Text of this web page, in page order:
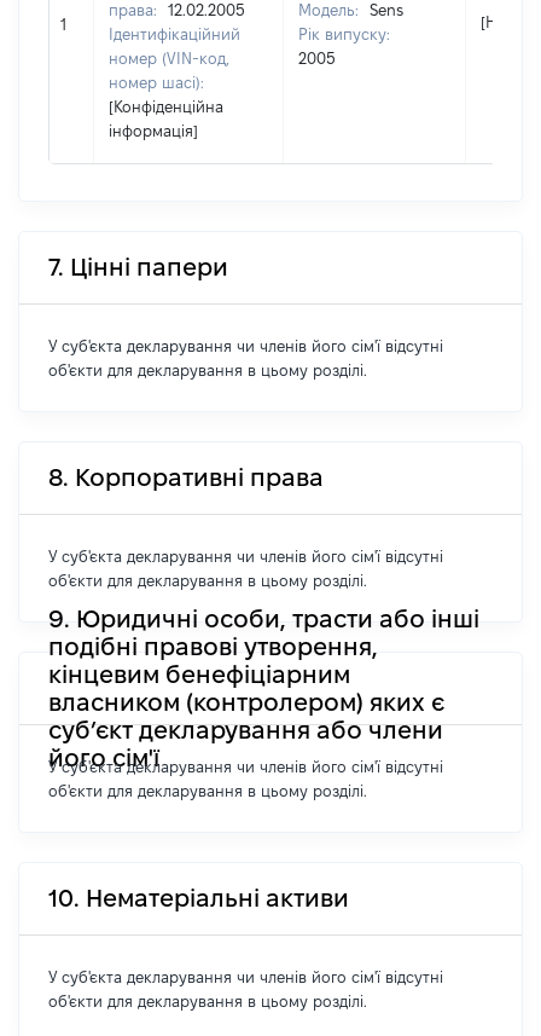
1
права:
12.02.2005
Ідентифікаційний
номер (VIN-код,
номер шасі):
[Конфіденційна
інформація]
Модель:
Sens
Рік випуску:
2005
[Не
7. Цінні папери
У суб'єкта декларування чи членів його сім'ї відсутні
об'єкти для декларування в цьому розділі.
8. Корпоративні права
У суб'єкта декларування чи членів його сім'ї відсутні
об'єкти для декларування в цьому розділі.
9. Юридичні особи, трасти або інші
подібні правові утворення,
кінцевим бенефіціарним
власником (контролером) яких є
суб’єкт декларування або члени
його сім'ї
У суб'єкта декларування чи членів його сім'ї відсутні
об'єкти для декларування в цьому розділі.
10. Нематеріальні активи
У суб'єкта декларування чи членів його сім'ї відсутні
об'єкти для декларування в цьому розділі.